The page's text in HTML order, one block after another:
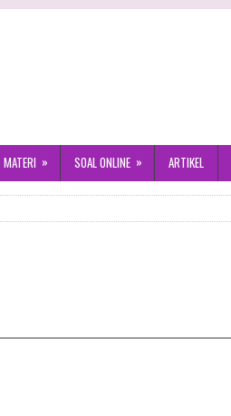
MATERI » SOAL ONLINE » ARTIKEL